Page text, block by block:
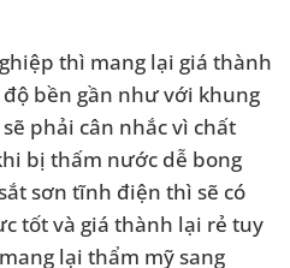
thì mang lại giá thành
bền gần như với khung
phải cân nhắc vì chất
bị thấm nước dễ bong
sơn tĩnh điện thì sẽ có
tốt và giá thành lại rẻ tuy
lại thẩm mỹ sang